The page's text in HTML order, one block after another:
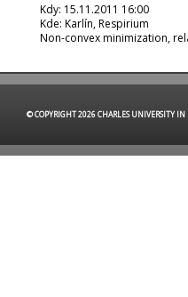
Kdy: 15.11.2011 16:00
Kde: Karlín, Respirium
Non-convex minimization,
© COPYRIGHT 2026 CHARLES UNIVERSITY IN